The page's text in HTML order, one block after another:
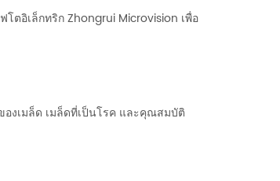
ตอิเล็กทริก Zhongrui Microvision เพื่อ
งเมล็ด เมล็ดที่เป็นโรค และคุณสมบัติ